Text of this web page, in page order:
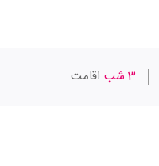
3 شب اقامت